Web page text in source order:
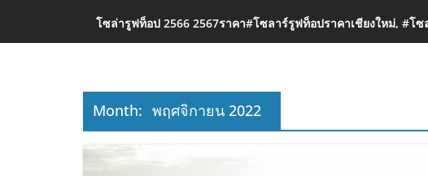
โซล่ารูฟท็อป 2566 2567ราคา#โซลาร์รูฟท็อปราคาเชียงใหม่, #โ
Month: พฤศจิกายน 2022